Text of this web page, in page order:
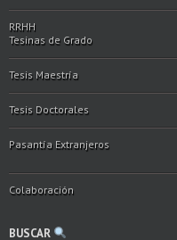
RRHH
Tesinas de Grado
Tesis Maestría
Tesis Doctorales
Pasantía Extranjeros
Colaboración
BUSCAR